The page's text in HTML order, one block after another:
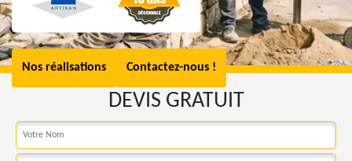
Nos réalisations Contactez-nous !
DEVIS GRATUIT